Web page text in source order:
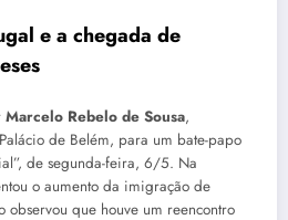
e a chegada de
Marcelo Rebelo de Sousa,
de Belém, para um bate-papo
de segunda-feira, 6/5. Na
o aumento da imigração de
que houve um reencontro